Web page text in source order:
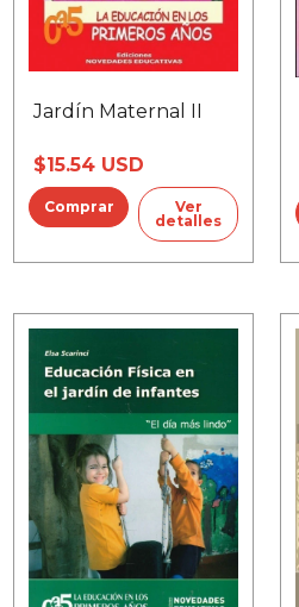
Jardín Maternal II
$15.54 USD
Ver
detalles